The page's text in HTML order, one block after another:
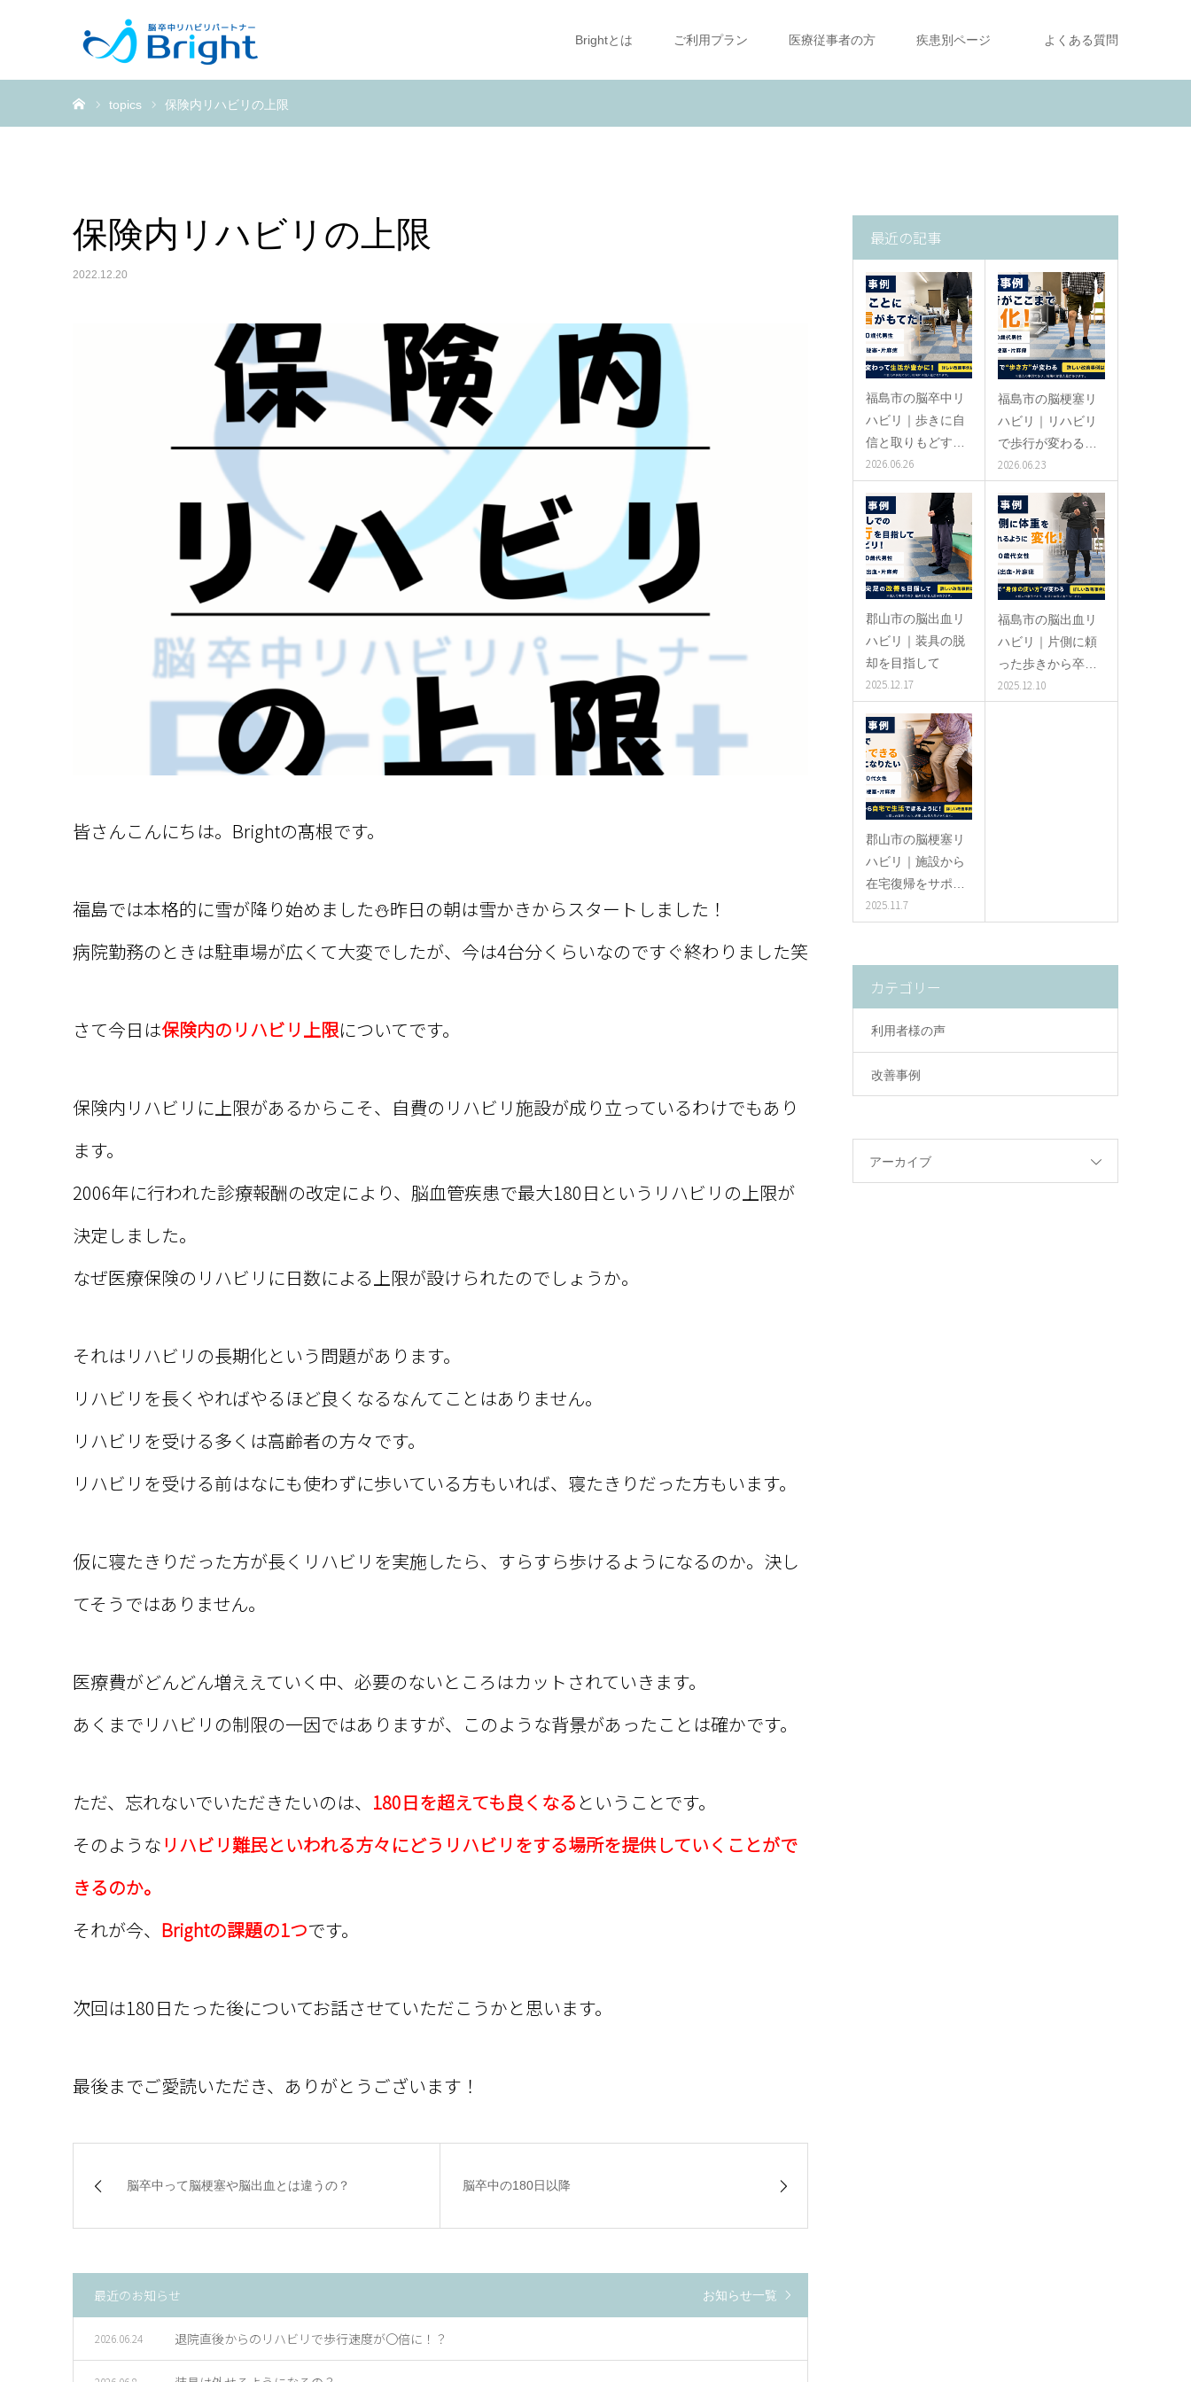
Brightとは ご利用プラン 医療従事者の方 疾患別ページ よくある質問
topics 保険内リハビリの上限
保険内リハビリの上限
2022.12.20
皆さんこんにちは。Brightの髙根です。
福島では本格的に雪が降り始めました⛄昨日の朝は雪かきからスタートしました！
病院勤務のときは駐車場が広くて大変でしたが、今は4台分くらいなのですぐ終わりました笑
さて今日は保険内のリハビリ上限についてです。
保険内リハビリに上限があるからこそ、自費のリハビリ施設が成り立っているわけでもあり
ます。
2006年に行われた診療報酬の改定により、脳血管疾患で最大180日というリハビリの上限が
決定しました。
なぜ医療保険のリハビリに日数による上限が設けられたのでしょうか。
それはリハビリの長期化という問題があります。
リハビリを長くやればやるほど良くなるなんてことはありません。
リハビリを受ける多くは高齢者の方々です。
リハビリを受ける前はなにも使わずに歩いている方もいれば、寝たきりだった方もいます。
仮に寝たきりだった方が長くリハビリを実施したら、すらすら歩けるようになるのか。決し
てそうではありません。
医療費がどんどん増ええていく中、必要のないところはカットされていきます。
あくまでリハビリの制限の一因ではありますが、このような背景があったことは確かです。
ただ、忘れないでいただきたいのは、 180日を超えても良くなる ということです。
そのようなリハビリ難民といわれる方々にどうリハビリをする場所を提供していくことがで
きるのか。
それが今、 Brightの課題の1つです。
次回は180日たった後についてお話させていただこうかと思います。
最後までご愛読いただき、ありがとうございます！
脳卒中って脳梗塞や脳出血とは違うの？ 脳卒中の180日以降
最近のお知らせ お知らせ一覧
退院直後からのリハビリで歩行速度が〇倍に！？
2026.06.24
最近の記事
福島市の脳卒中リ
ハビリ｜歩きに自
信と取りもどす…
2026.06.26
福島市の脳梗塞リ
ハビリ｜リハビリ
で歩行が変わる…
2026.06.23
郡山市の脳出血リ
ハビリ｜装具の脱
却を目指して
2025.12.17
福島市の脳出血リ
ハビリ｜片側に頼
った歩きから卒…
2025.12.10
郡山市の脳梗塞リ
ハビリ｜施設から
在宅復帰をサポ…
2025.11.7
カテゴリー
利用者様の声
改善事例
アーカイブ